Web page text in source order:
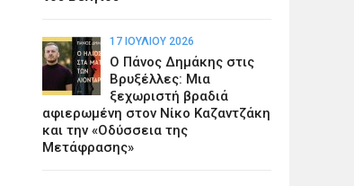
17 ΙΟΥΛΊΟΥ 2026
Ο Πάνος Δημάκης στις
Βρυξέλλες: Μια
ξεχωριστή βραδιά
αφιερωμένη στον Νίκο Καζαντζάκη
και την «Οδύσσεια της
Μετάφρασης»